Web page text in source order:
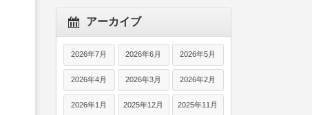
アーカイブ
2026年7月 2026年6月 2026年5月
2026年4月 2026年3月 2026年2月
2026年1月 2025年12月 2025年11月